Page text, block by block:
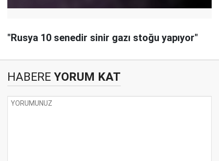
"Rusya 10 senedir sinir gazı stoğu yapıyor"
HABERE YORUM KAT